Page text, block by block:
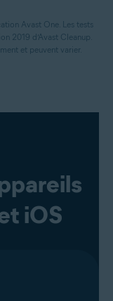
Avast One. Les tests
2019 d’Avast Cleanup.
et peuvent varier.
iOS